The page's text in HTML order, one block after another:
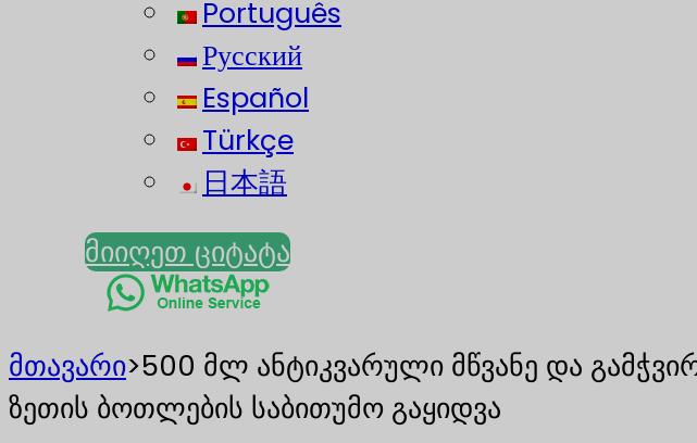
Português
Русский
Español
Türkçe
日本語
მიიღეთ ციტატა
მთავარი>500 მლ ანტიკვარული მწვანე და
ზეთის ბოთლების საბითუმო გაყიდვა